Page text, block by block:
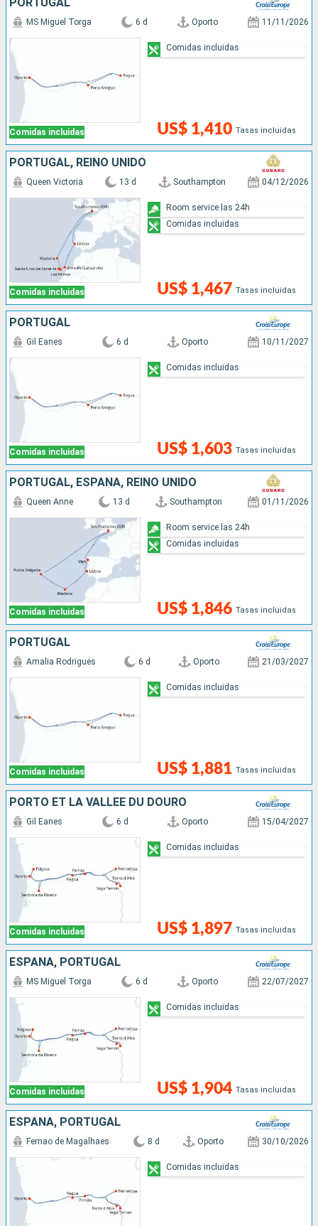
PORTUGAL
Comidas incluidas
MS Miguel Torga 6 d Oporto 11/11/2026
US$ 1,410 Tasas incluidas
Comidas incluidas
PORTUGAL, REINO UNIDO
Comidas incluidas
Queen Victoria 13 d Southampton 04/12/2026
US$ 1,467 Tasas incluidas
Room service las 24h
Comidas incluidas
PORTUGAL
Comidas incluidas
Gil Eanes 6 d Oporto 10/11/2027
US$ 1,603 Tasas incluidas
Comidas incluidas
PORTUGAL, ESPAÑA, REINO UNIDO
Comidas incluidas
Queen Anne 13 d Southampton 01/11/2026
US$ 1,846 Tasas incluidas
Room service las 24h
Comidas incluidas
PORTUGAL
Comidas incluidas
Amalia Rodrigues 6 d Oporto 21/03/2027
US$ 1,881 Tasas incluidas
Comidas incluidas
PORTO ET LA VALLÉE DU DOURO
Comidas incluidas
Gil Eanes 6 d Oporto 15/04/2027
US$ 1,897 Tasas incluidas
Comidas incluidas
ESPAÑA, PORTUGAL
Comidas incluidas
MS Miguel Torga 6 d Oporto 22/07/2027
US$ 1,904 Tasas incluidas
Comidas incluidas
ESPAÑA, PORTUGAL
Fernao de Magalhaes 8 d Oporto 30/10/2026
Comidas incluidas